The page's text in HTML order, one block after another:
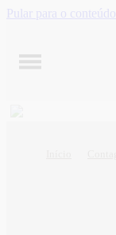
Pular para o conteúdo